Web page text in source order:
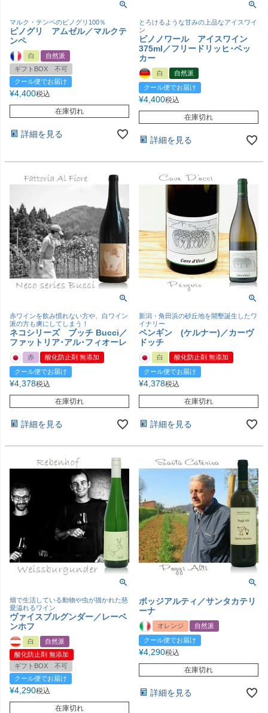
マルク・テンペのピノグリ100％
ピノグリ アムゼル／マルクテ
ンペ
白
自然派
ギフトBOX 不可
クール便でお届け
¥4,400税込
在庫切れ
詳細を見る
とろけるような甘みの上品なアイスワイ
ン
ピノノワール アイスワイン
375ml／フリードリッヒ･ベッ
カー
白
自然派
クール便でお届け
¥4,400税込
在庫切れ
詳細を見る
赤ワインを飲み慣れない方や、白ワイン
派の方も虜にしてしまう！
ネコシリーズ ブッチ Bucci／
ファットリア･アル･フィオーレ
赤
酸化防止剤 無添加
クール便でお届け
¥4,378税込
在庫切れ
詳細を見る
新潟・角田浜の砂丘地を開墾誕生したワ
イナリー
ペンギン (ケルナー)／カーヴ
ドッチ
白
酸化防止剤 無添加
クール便でお届け
¥4,378税込
在庫切れ
詳細を見る
畑で生活している動物や虫が描かれた慈
愛溢れるワイン
ヴァイスブルグンダー／レーベ
ンホフ
白
自然派
酸化防止剤 無添加
ギフトBOX 不可
クール便でお届け
¥4,290税込
在庫切れ
ボッジアルティ／サンタカテリ
ーナ
オレンジ
自然派
クール便でお届け
¥4,290税込
在庫切れ
詳細を見る